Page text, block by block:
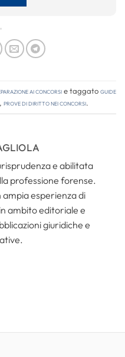
ai concorsie taggatoguide
prove di diritto nei concorsi.
e abilitata
professione forense.
esperienza di
ambito editoriale e
giuridiche e